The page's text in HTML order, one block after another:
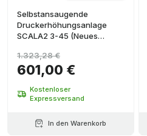
Selbstansaugende
Druckerhöhungsanlage
SCALA2 3-45 (Neues
601,00 €
1.323,28 €
Kostenloser
Expressversand
In den Warenkorb